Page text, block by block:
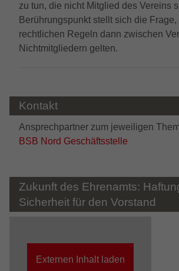
zu tun, die nicht Mitglied des Vereins
Berührungspunkt stellt sich die
rechtlichen Regeln dann zwischen
Nichtmitgliedern gelten.
Kontakt
Ansprechpartner zum jeweiligen
BSB Nord Geschäftsstelle
Zukunft des Ehrenamts:
Sicherheit für den Vorstand
Externen Inhalt laden
Laufzeit 1 Minute
Zweck
Dies ist ein von Google
Cookie vom Mustertyp,
_gat-Cookies zu sein,
um die von Google auf
hohem Traffic-